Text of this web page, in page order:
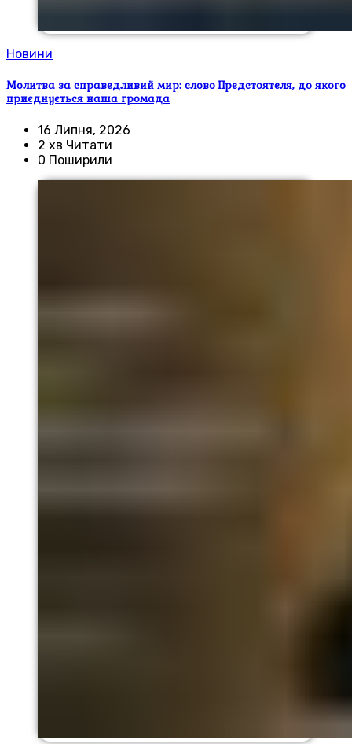
Новини
Молитва за справедливий мир: слово Предстоятеля, до якого
приєднується наша громада
16 Липня, 2026
2 хв Читати
0 Поширили